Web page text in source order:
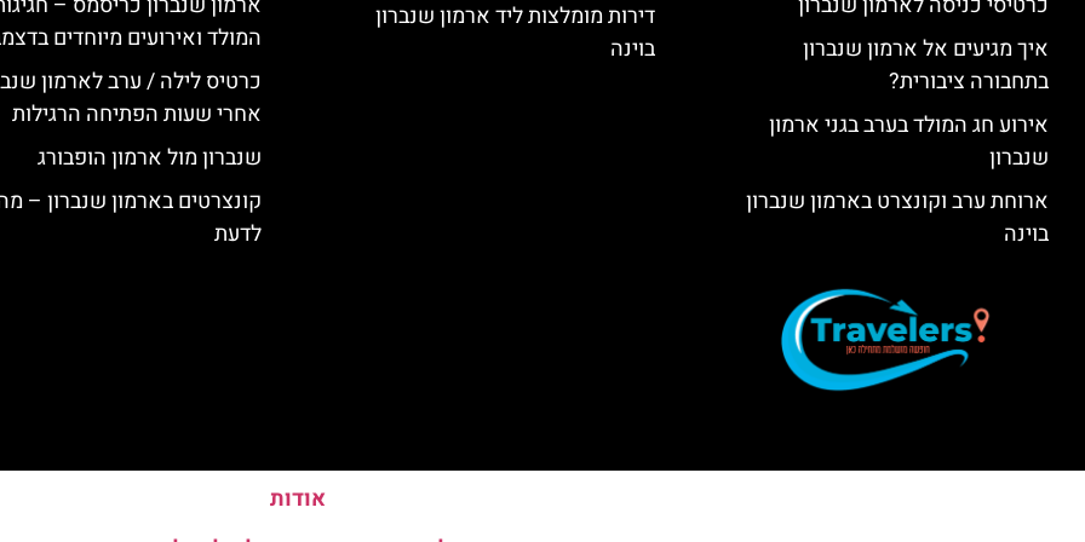
איך מגיעים אל ארמון שנברון
בתחבורה ציבורית?
אירוע חג המולד בערב בגני ארמון
שנברון
ארוחת ערב וקונצרט בארמון שנברון
בוינה
דירות מומלצות ליד ארמון שנברון
בוינה
המולד ואירועים מיוחדים
כרטיס לילה / ערב לארמון
אחרי שעות הפתיחה הרגילות
שנברון מול ארמון הופבורג
קונצרטים בארמון שנברון –
לדעת
אודות